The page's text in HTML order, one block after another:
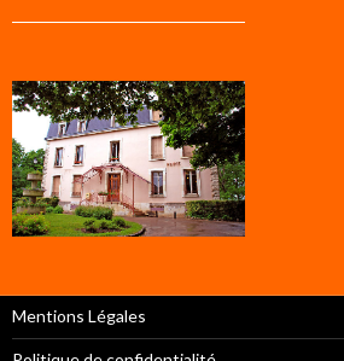
Mentions Légales